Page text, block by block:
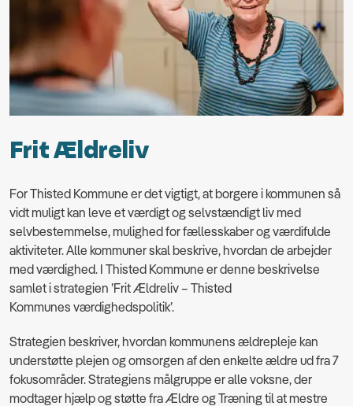
Frit Ældreliv
For Thisted Kommune er det vigtigt, at borgere i kommunen så
vidt muligt kan leve et værdigt og selvstændigt liv med
selvbestemmelse, mulighed for fællesskaber og værdifulde
aktiviteter. Alle kommuner skal beskrive, hvordan de arbejder
med værdighed. I Thisted Kommune er denne beskrivelse
samlet i strategien ’Frit Ældreliv – Thisted
Kommunes værdighedspolitik’.
Strategien beskriver, hvordan kommunens ældrepleje kan
understøtte plejen og omsorgen af den enkelte ældre ud fra 7
fokusområder. Strategiens målgruppe er alle voksne, der
modtager hjælp og støtte fra Ældre og Træning til at mestre